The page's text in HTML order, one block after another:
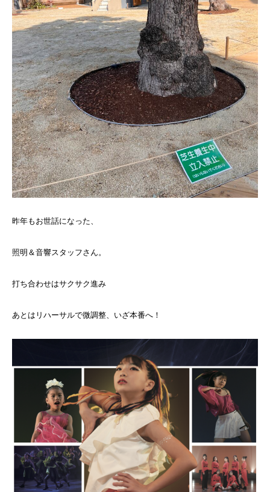
昨年もお世話になった、
照明＆音響スタッフさん。
打ち合わせはサクサク進み
あとはリハーサルで微調整、いざ本番へ！